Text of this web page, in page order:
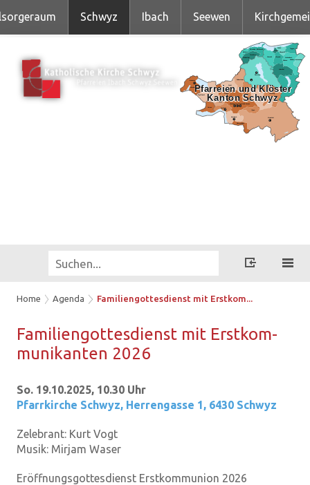
Schwyz Ibach Seewen
Home Agenda Familiengottesdienst mit Erstkom...
Fa­mi­li­en­got­tes­dienst mit Erst­kom­
mu­ni­kan­ten 2026
So. 19.10.2025, 10.30 Uhr
Pfarrkirche Schwyz, Herrengasse 1, 6430 Schwyz
Zelebrant: Kurt Vogt
Musik: Mirjam Waser
Eröffnungsgottesdienst Erstkommunion 2026